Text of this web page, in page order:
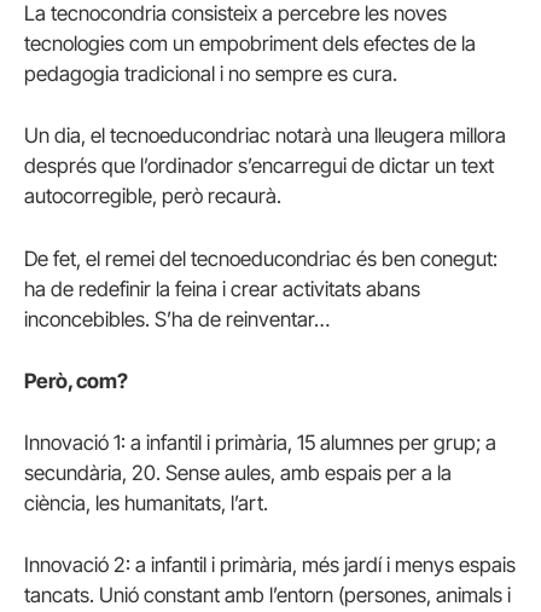
La tecnocondria consisteix a percebre les noves
tecnologies com un empobriment dels efectes de la
pedagogia tradicional i no sempre es cura.
Un dia, el tecnoeducondriac notarà una lleugera millora
després que l’ordinador s’encarregui de dictar un text
autocorregible, però recaurà.
De fet, el remei del tecnoeducondriac és ben conegut:
ha de redefinir la feina i crear activitats abans
inconcebibles. S’ha de reinventar…
Però, com?
Innovació 1: a infantil i primària, 15 alumnes per grup; a
secundària, 20. Sense aules, amb espais per a la
ciència, les humanitats, l’art.
Innovació 2: a infantil i primària, més jardí i menys espais
tancats. Unió constant amb l’entorn (persones, animals i